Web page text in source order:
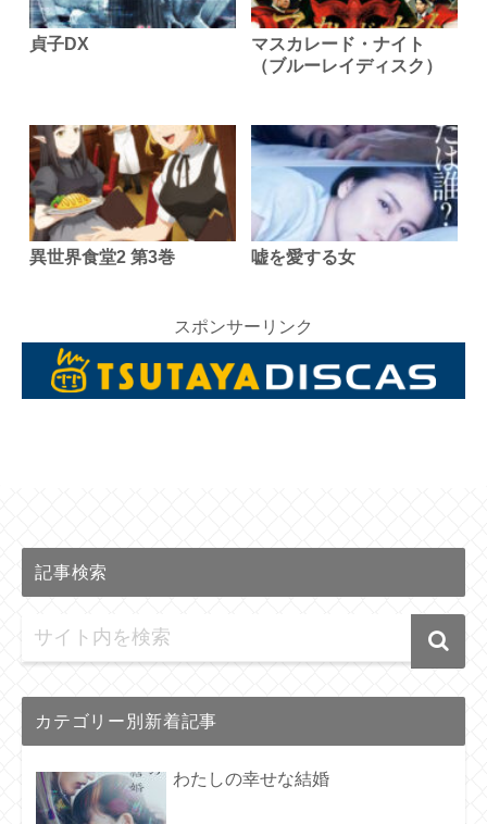
貞子DX
マスカレード・ナイト
（ブルーレイディスク）
異世界食堂2 第3巻 嘘を愛する女
スポンサーリンク
記事検索
カテゴリー別新着記事
わたしの幸せな結婚